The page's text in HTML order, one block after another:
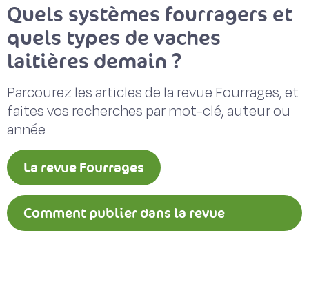
Quels systèmes fourragers et
quels types de vaches
laitières demain ?
Parcourez les articles de la revue Fourrages, et
faites vos recherches par mot-clé, auteur ou
année
La revue Fourrages
Comment publier dans la revue